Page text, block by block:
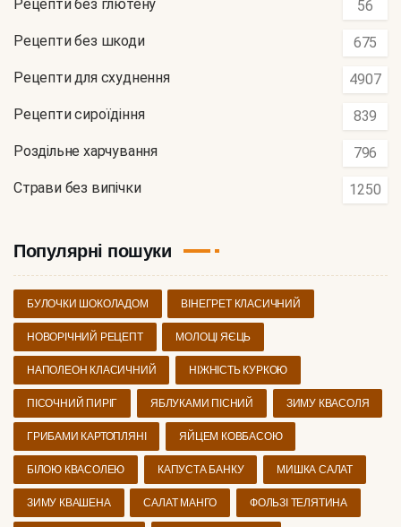
Рецепти без глютену 56
Рецепти без шкоди 675
Рецепти для схуднення 4907
Рецепти сироїдіння 839
Роздільне харчування 796
Страви без випічки 1250
Популярні пошуки
БУЛОЧКИ ШОКОЛАДОМ ВІНЕГРЕТ КЛАСИЧНИЙ
НОВОРІЧНИЙ РЕЦЕПТ МОЛОЦІ ЯЄЦЬ
НАПОЛЕОН КЛАСИЧНИЙ НІЖНІСТЬ КУРКОЮ
ПІСОЧНИЙ ПИРІГ ЯБЛУКАМИ ПІСНИЙ ЗИМУ КВАСОЛЯ
ГРИБАМИ КАРТОПЛЯНІ ЯЙЦЕМ КОВБАСОЮ
БІЛОЮ КВАСОЛЕЮ КАПУСТА БАНКУ МИШКА САЛАТ
ЗИМУ КВАШЕНА САЛАТ МАНГО ФОЛЬЗІ ТЕЛЯТИНА